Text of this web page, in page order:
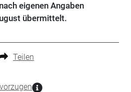
eigenen Angaben
übermittelt.
Teilen